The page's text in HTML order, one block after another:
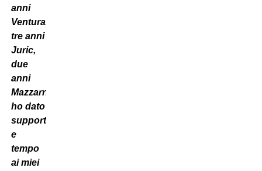
anni
Ventura,
tre anni
Juric,
due
anni
Mazzarri:
ho dato
supporto
e
tempo
ai miei